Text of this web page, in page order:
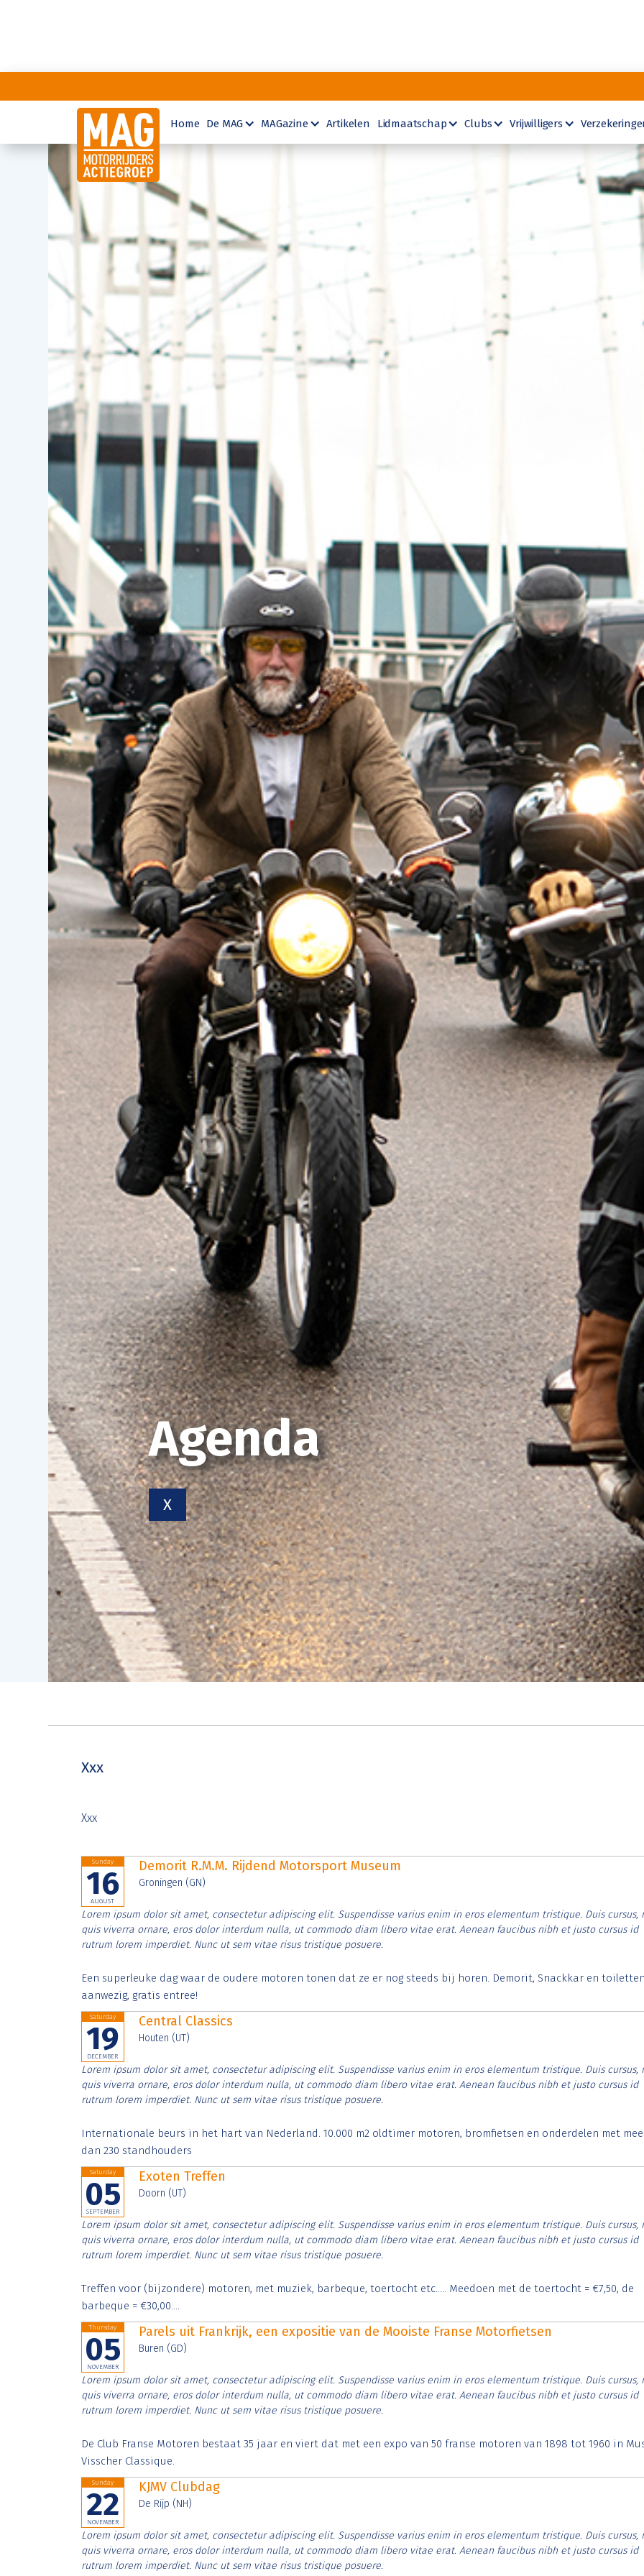
Home De MAG MAGazine Artikelen Lidmaatschap Clubs Vrijwilligers
Agenda
X
Xxx
Xxx
Sunday
16
AUGUST
Demorit R.M.M. Rijdend Motorsport Museum
Groningen (GN)
Lorem ipsum dolor sit amet, consectetur adipiscing elit. Suspendisse varius enim in eros elementum tristique. Duis cursus,
quis viverra ornare, eros dolor interdum nulla, ut commodo diam libero vitae erat. Aenean faucibus nibh et justo cursus id
rutrum lorem imperdiet. Nunc ut sem vitae risus tristique posuere.
Een superleuke dag waar de oudere motoren tonen dat ze er nog steeds bij horen. Demorit, Snackkar en
aanwezig, gratis entree!
Saturday
19
DECEMBER
Central Classics
Houten (UT)
Lorem ipsum dolor sit amet, consectetur adipiscing elit. Suspendisse varius enim in eros elementum tristique. Duis cursus,
quis viverra ornare, eros dolor interdum nulla, ut commodo diam libero vitae erat. Aenean faucibus nibh et justo cursus id
rutrum lorem imperdiet. Nunc ut sem vitae risus tristique posuere.
Internationale beurs in het hart van Nederland. 10.000 m2 oldtimer motoren, bromfietsen en onderdelen met
dan 230 standhouders
Saturday
05
SEPTEMBER
Exoten Treffen
Doorn (UT)
Lorem ipsum dolor sit amet, consectetur adipiscing elit. Suspendisse varius enim in eros elementum tristique. Duis cursus,
quis viverra ornare, eros dolor interdum nulla, ut commodo diam libero vitae erat. Aenean faucibus nibh et justo cursus id
rutrum lorem imperdiet. Nunc ut sem vitae risus tristique posuere.
Treffen voor (bijzondere) motoren, met muziek, barbeque, toertocht etc..... Meedoen met de toertocht = €7,50, de
barbeque = €30,00....
Thursday
05
NOVEMBER
Parels uit Frankrijk, een expositie van de Mooiste Franse Motorfietsen
Buren (GD)
Lorem ipsum dolor sit amet, consectetur adipiscing elit. Suspendisse varius enim in eros elementum tristique. Duis cursus,
quis viverra ornare, eros dolor interdum nulla, ut commodo diam libero vitae erat. Aenean faucibus nibh et justo cursus id
rutrum lorem imperdiet. Nunc ut sem vitae risus tristique posuere.
De Club Franse Motoren bestaat 35 jaar en viert dat met een expo van 50 franse motoren van 1898 tot 1960 in
Visscher Classique.
Sunday
22
NOVEMBER
KJMV Clubdag
De Rijp (NH)
Lorem ipsum dolor sit amet, consectetur adipiscing elit. Suspendisse varius enim in eros elementum tristique. Duis cursus,
quis viverra ornare, eros dolor interdum nulla, ut commodo diam libero vitae erat. Aenean faucibus nibh et justo cursus id
rutrum lorem imperdiet. Nunc ut sem vitae risus tristique posuere.